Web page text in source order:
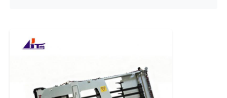
ATMのスペアパーツ